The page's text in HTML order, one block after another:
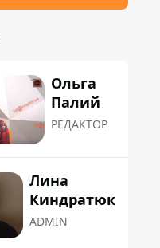
Ольга
Палий
РЕДАКТОР
Лина
Киндратюк
ADMIN